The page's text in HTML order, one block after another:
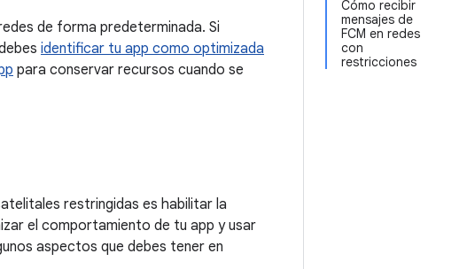
Cómo recibir
mensajes de
FCM en redes
con
restricciones
de forma predeterminada. Si
identificar tu app como optimizada
para conservar recursos cuando se
restringidas es habilitar la
el comportamiento de tu app y usar
aspectos que debes tener en